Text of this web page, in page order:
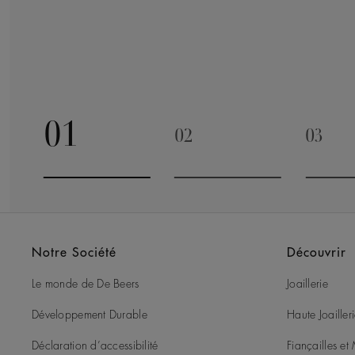
01
Go to slide 1
02 03
Notre Société
Le monde de De Beers
Développement Durable
Déclaration d’accessibilité
Découvrir
Joaillerie
Haute
Fiançailles et